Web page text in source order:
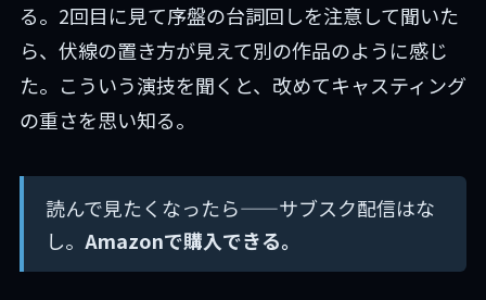
る。2回目に見て序盤の台詞回しを注意して聞いた
ら、伏線の置き方が見えて別の作品のように感じ
た。こういう演技を聞くと、改めてキャスティング
の重さを思い知る。
読んで見たくなったら——サブスク配信はな
し。 Amazonで購入できる。